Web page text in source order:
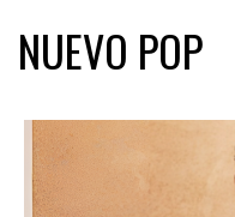
NUEVO POP